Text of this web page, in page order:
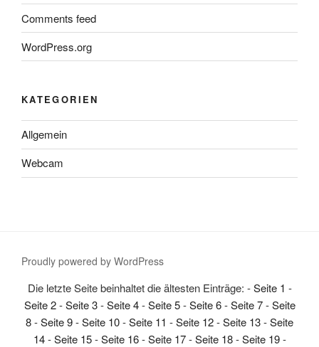
Comments feed
WordPress.org
KATEGORIEN
Allgemein
Webcam
Proudly powered by WordPress
Die letzte Seite beinhaltet die ältesten Einträge: -Seite 1 -
Seite 2-Seite 3-Seite 4-Seite 5-Seite 6-Seite 7-Seite
8-Seite 9-Seite 10-Seite 11 -Seite 12-Seite 13-Seite
14-Seite 15-Seite 16-Seite 17-Seite 18-Seite 19-